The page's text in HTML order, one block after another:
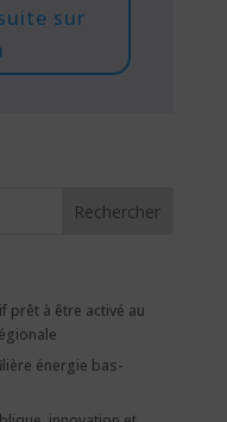
sur
Rechercher
prêt à être activé au
énergie bas-